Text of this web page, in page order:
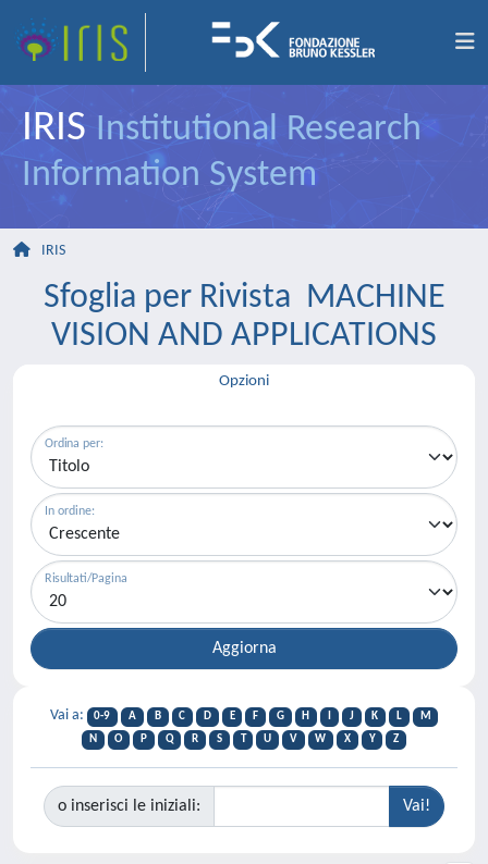
IRIS Institutional Research
Information System
IRIS
Sfoglia per Rivista MACHINE
VISION AND APPLICATIONS
Opzioni
Ordina per:
In ordine:
Risultati/Pagina
Vai a: 0-9 A B C D E F G H J K L
M
N
O P Q R S T U V W X Y Z
o inserisci le iniziali: